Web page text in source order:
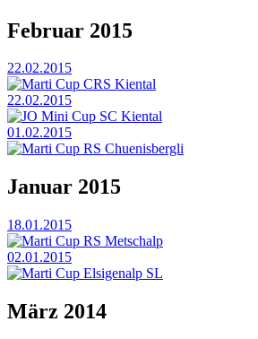
Februar 2015
22.02.2015
Marti Cup CRS Kiental
22.02.2015
JO Mini Cup SC Kiental
01.02.2015
Marti Cup RS Chuenisbergli
Januar 2015
18.01.2015
Marti Cup RS Metschalp
02.01.2015
Marti Cup Elsigenalp SL
März 2014